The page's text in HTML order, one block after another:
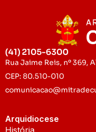
(41) 2105-6300
Rua Jaime Reis, nº 369,
CEP: 80.510-010
Arquidiocese
História